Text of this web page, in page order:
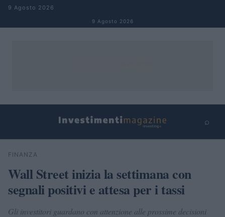
Salta al contenuto
9 Agosto 2026
9 Agosto 2026
⌕
Cerca
FINANZA
Wall Street inizia la settimana con
segnali positivi e attesa per i tassi
Gli investitori guardano con attenzione alle prossime decisioni